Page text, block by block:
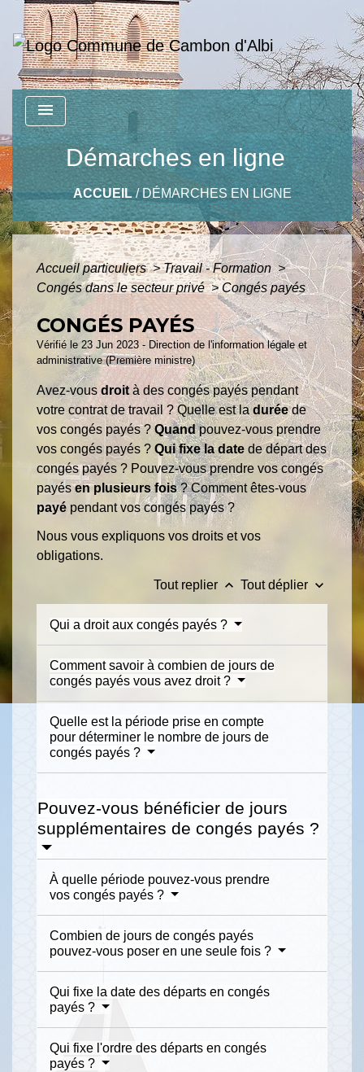
menu
Démarches en ligne
ACCUEIL/DÉMARCHES EN LIGNE
Accueil particuliers> Travail - Formation>
Congés dans le secteur privé> Congés payés
CONGÉS PAYÉS
Vérifié le 23 Jun 2023 - Direction de l'information légale et
administrative (Première ministre)
Avez-vousdroità des congés payés pendant
votre contrat de travail ? Quelle est laduréede
vos congés payés ?Quandpouvez-vous prendre
vos congés payés ? Qui fixe la date de départ des
congés payés ? Pouvez-vous prendre vos congés
payésen plusieurs fois? Comment êtes-vous
payé pendant vos congés payés ?
Nous vous expliquons vos droits et vos
obligations.
Tout replier keyboard_arrow_up Tout déplier keyboard_arrow_down
Qui a droit aux congés payés ?
Comment savoir à combien de jours de
congés payés vous avez droit ?
Quelle est la période prise en compte
pour déterminer le nombre de jours de
congés payés ?
Pouvez-vous bénéficier de jours
supplémentaires de congés payés ?
À quelle période pouvez-vous prendre
vos congés payés ?
Combien de jours de congés payés
pouvez-vous poser en une seule fois ?
Qui fixe la date des départs en congés
payés ?
Qui fixe l'ordre des départs en congés
payés ?